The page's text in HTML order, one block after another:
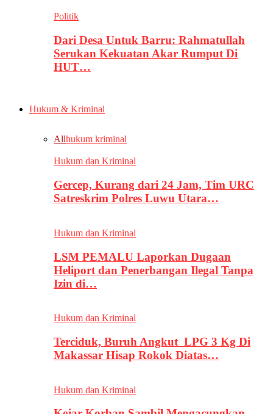
Politik
Dari Desa Untuk Barru: Rahmatullah
Serukan Kekuatan Akar Rumput Di
HUT…
Hukum & Kriminal
Allhukum kriminal
Hukum dan Kriminal
Gercep, Kurang dari 24 Jam, Tim URC
Satreskrim Polres Luwu Utara…
Hukum dan Kriminal
LSM PEMALU Laporkan Dugaan
Heliport dan Penerbangan Ilegal Tanpa
Izin di…
Hukum dan Kriminal
Terciduk, Buruh Angkut LPG 3 Kg Di
Makassar Hisap Rokok Diatas…
Hukum dan Kriminal